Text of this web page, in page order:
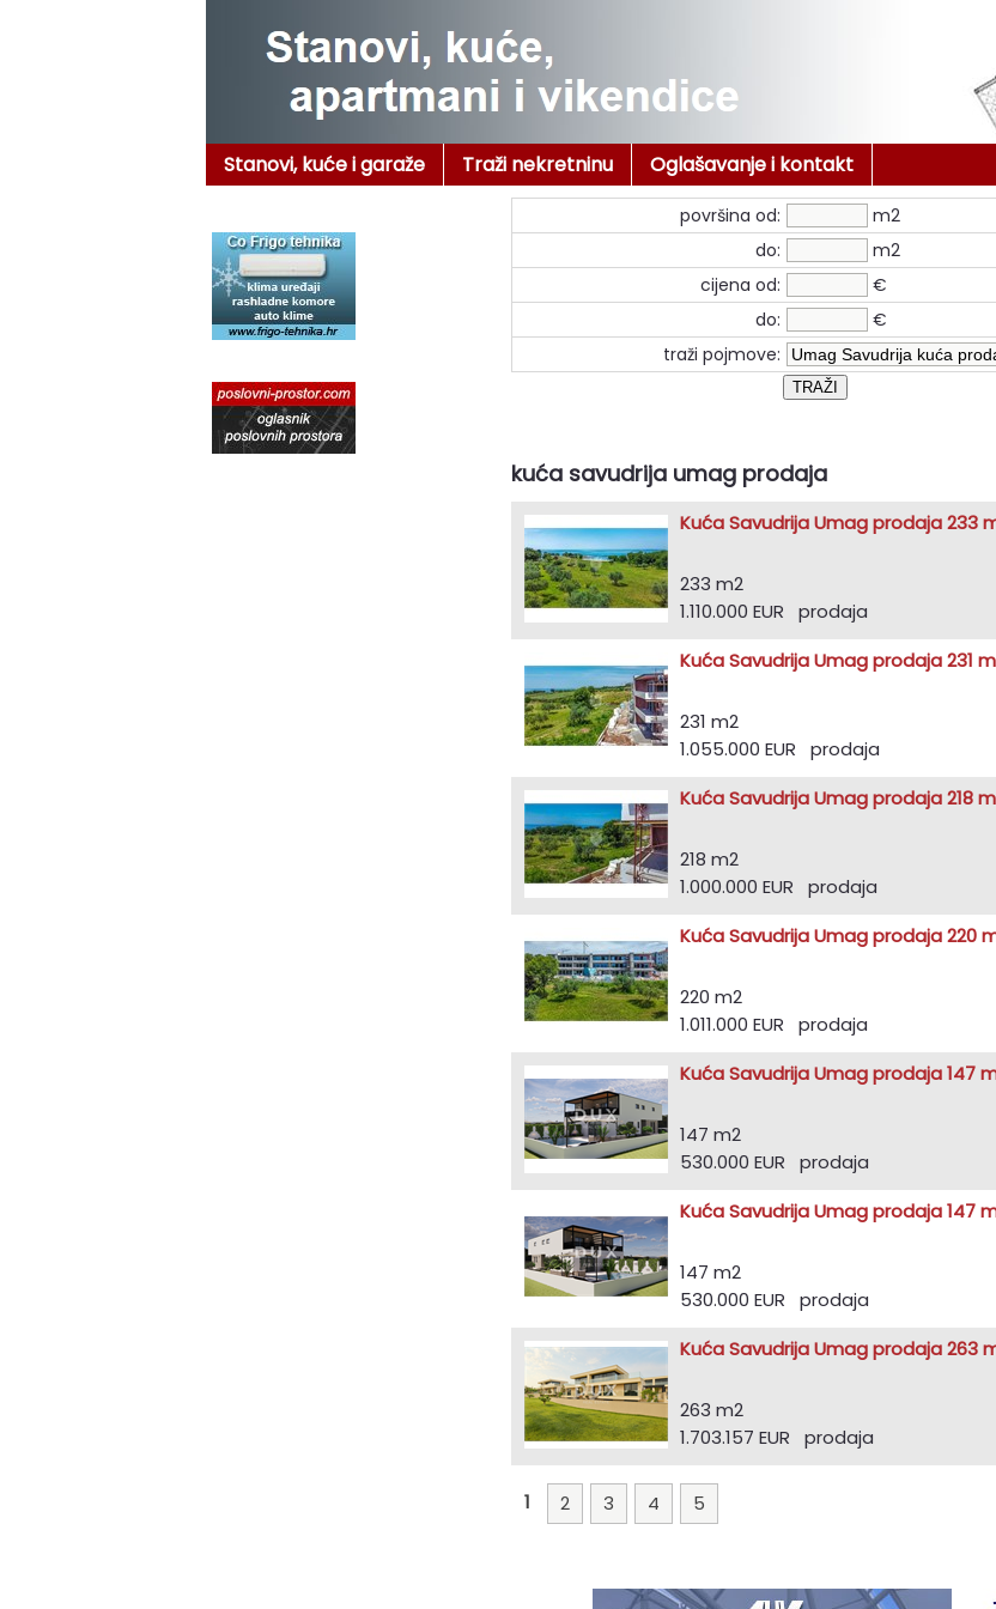
Stanovi, kuće i garaže Traži nekretninu Oglašavanje i kontakt
površina od:
m2
do:
m2
cijena od:
€
do:
€
traži pojmove:
kuća savudrija umag prodaja
Kuća Savudrija Umag prodaja 233
233 m2
1.110.000 EUR prodaja
Kuća Savudrija Umag prodaja 231
231 m2
1.055.000 EUR prodaja
Kuća Savudrija Umag prodaja 218
218 m2
1.000.000 EUR prodaja
Kuća Savudrija Umag prodaja 220
220 m2
1.011.000 EUR prodaja
Kuća Savudrija Umag prodaja 147
147 m2
530.000 EUR prodaja
Kuća Savudrija Umag prodaja 147
147 m2
530.000 EUR prodaja
Kuća Savudrija Umag prodaja 263
263 m2
1.703.157 EUR prodaja
1 2 3 4 5